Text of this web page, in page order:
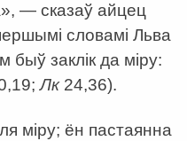
— сказаў айцец
словамі Льва
заклік да міру:
Лк24,36).
міру; ён пастаянна